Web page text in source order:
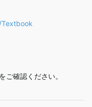
確認ください。